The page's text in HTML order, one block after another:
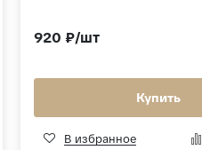
920 ₽/шт
Купить
В избранное